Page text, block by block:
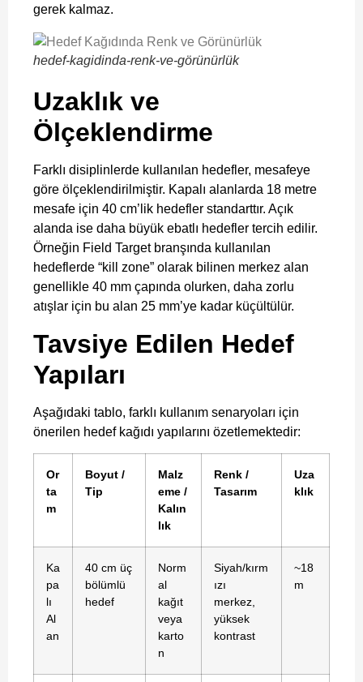
gerek kalmaz.
hedef-kagidinda-renk-ve-görünürlük
Uzaklık ve
Ölçeklendirme
Farklı disiplinlerde kullanılan hedefler, mesafeye
göre ölçeklendirilmiştir. Kapalı alanlarda 18 metre
mesafe için 40 cm’lik hedefler standarttır. Açık
alanda ise daha büyük ebatlı hedefler tercih edilir.
Örneğin Field Target branşında kullanılan
hedeflerde “kill zone” olarak bilinen merkez alan
genellikle 40 mm çapında olurken, daha zorlu
atışlar için bu alan 25 mm’ye kadar küçültülür.
Tavsiye Edilen Hedef
Yapıları
Aşağıdaki tablo, farklı kullanım senaryoları için
önerilen hedef kağıdı yapılarını özetlemektedir:
Or
ta
m
Boyut /
Tip
Malz
eme /
Kalın
lık
Renk /
Tasarım
Uza
klık
Ka
pa
lı
Al
an
40 cm üç
bölümlü
hedef
Norm
al
kağıt
veya
karto
n
Siyah/kırm
ızı
merkez,
yüksek
kontrast
~18
m